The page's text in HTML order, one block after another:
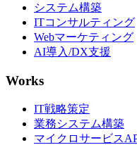
システム構築
ITコンサルティング
Webマーケティング
AI導入/DX支援
Works
IT戦略策定
業務システム構築
マイクロサービス